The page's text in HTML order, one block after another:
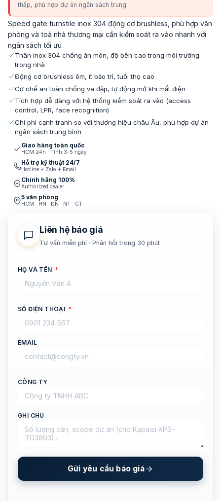
thấp, phù hợp dự án ngân sách trung
Speed gate turnstile inox 304 động cơ brushless, phù hợp văn
phòng và toà nhà thương mại cần kiểm soát ra vào nhanh với
ngân sách tối ưu
Thân inox 304 chống ăn mòn, độ bền cao trong môi trường
trong nhà
Động cơ brushless êm, ít bảo trì, tuổi thọ cao
Cơ chế an toàn chống va đập, tự động mở khi mất điện
Tích hợp dễ dàng với hệ thống kiểm soát ra vào (access
control, LPR, face recognition)
Chi phí cạnh tranh so với thương hiệu châu Âu, phù hợp dự án
ngân sách trung bình
Giao hàng toàn quốc
HCM 24h · Tỉnh 3-5 ngày
Hỗ trợ kỹ thuật 24/7
Hotline + Zalo + Email
Chính hãng 100%
Authorized dealer
5 văn phòng
HCM · HN · ĐN · NT · CT
Liên hệ báo giá
Tư vấn miễn phí · Phản hồi trong 30 phút
HỌ VÀ TÊN *
SỐ ĐIỆN THOẠI *
EMAIL
CÔNG TY
GHI CHÚ
Gửi yêu cầu báo giá